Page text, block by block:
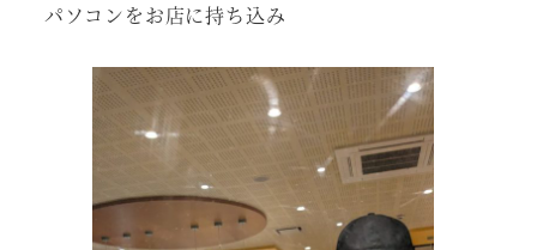
パソコンをお店に持ち込み